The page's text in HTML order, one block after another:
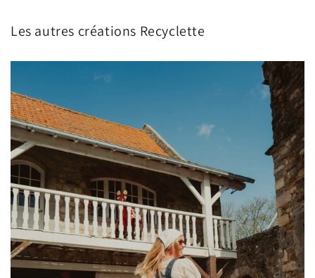
Les autres créations Recyclette